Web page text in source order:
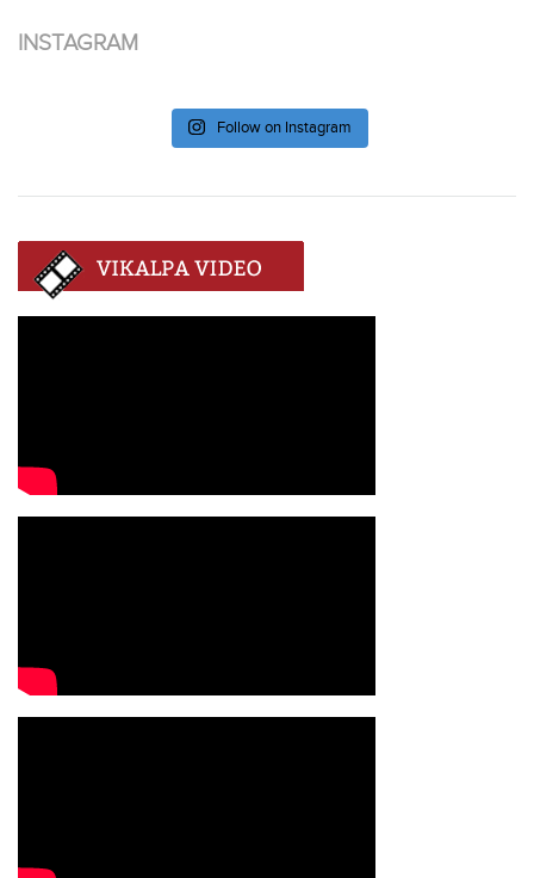
INSTAGRAM
Follow on Instagram